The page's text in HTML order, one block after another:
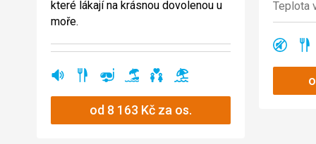
které lákají na krásnou dovolenou u
moře.
rušná
Ano
restaurace
Ano
šnorchlování
Ano
písčitá
Ano
vhodné
páry
Ano
válení
moře
Ano
od 8 163 Kč za os.
Teplota
klidná
Ano